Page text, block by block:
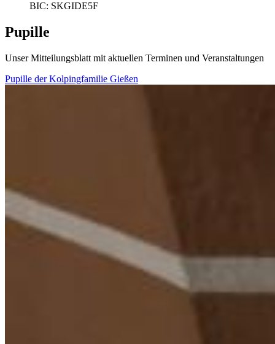
BIC: SKGIDE5F
Pupille
Unser Mitteilungsblatt mit aktuellen Terminen und Veranstaltungen
Pupille der Kolpingfamilie Gießen